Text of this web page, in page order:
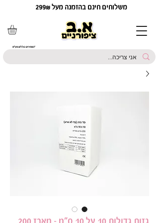
*המחירים כוללים מע"מ
משלוחים חינם בהזמנה מעל 299₪